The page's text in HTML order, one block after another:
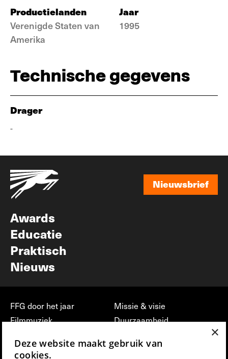
Productielanden
Verenigde Staten van
Amerika
Jaar
1995
Technische gegevens
Drager
-
Nieuwsbrief
Awards
Educatie
Praktisch
Nieuws
FFG door het jaar
Filmmuziek
Press & Industry
Missie & visie
Duurzaamheid
vrijwilligerswerk bij FFG
×
Deze website maakt gebruik van
cookies.